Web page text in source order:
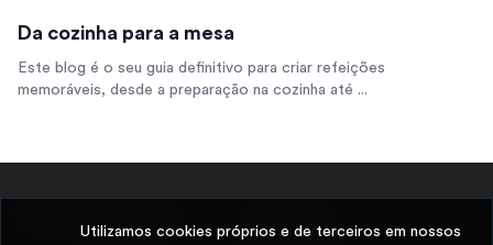
Da cozinha para a mesa
Este blog é o seu guia definitivo para criar refeições
memoráveis, desde a preparação na cozinha até ...
Utilizamos cookies próprios e de terceiros em nossos